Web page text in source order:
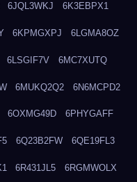
6JQL3WKJ 6K3EBPX1
6KPMGXPJ 6LGMA8OZ
6LSGIF7V 6MC7XUTQ
6MUKQ2Q2 6N6MCPD2
6OXMG49D 6PHYGAFF
6Q23B2FW 6QE19FL3
6R431JL5 6RGMWOLX